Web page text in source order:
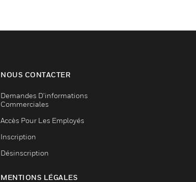
NOUS CONTACTER
Demandes D’informations
Commerciales
Accès Pour Les Employés
Inscription
Désinscription
MENTIONS LÉGALES